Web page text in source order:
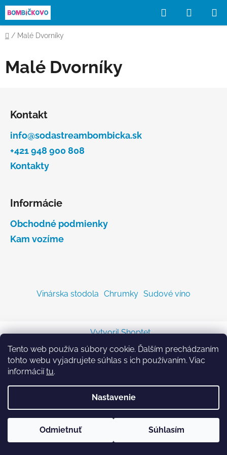
Tento web používa súbory cookie. Ďalším prechádzaním
tohto webu vyjadrujete súhlas s ich používaním. Viac
informáciítu.
Nastavenie
Odmietnuť Súhlasím
Prejsť
na
obsah
Hľadať
KOŠÍK
Domov
/ Malé Dvorníky
Malé Dvorníky
Kontakt
info@sodastreambombicka.sk
+421 948 900 808
Kontakty
Informácie
Obchodné podmienky
Kam vozíme
Vinárska stodola Chrumky Sudové víno
Vytvoril Shoptet
Copyright 2026
Sodastreambombicka.sk
. Všetky
práva vyhradené.